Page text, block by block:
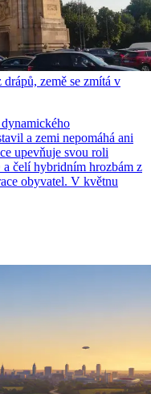
země se zmítá v
a zemi nepomáhá ani
upevňuje svou roli
čelí hybridním hrozbám z
obyvatel. V květnu